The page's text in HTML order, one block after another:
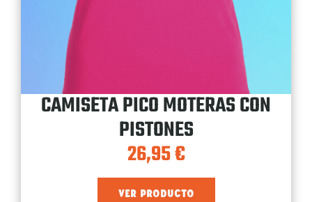
CAMISETA PICO MOTERAS CON
PISTONES
26,95€
VER PRODUCTO